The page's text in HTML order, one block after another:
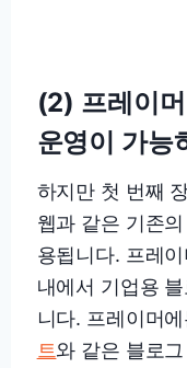
(2) 프레이
운영이 가능
하지만 첫 번째
웹과 같은 기존
용됩니다. 프레
내에서 기업용
니다. 프레이머
트와 같은 블로